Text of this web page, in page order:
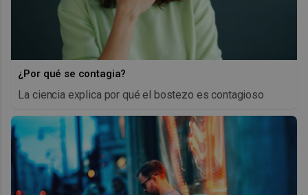
¿Por qué se contagia?
La ciencia explica por qué el bostezo es contagioso